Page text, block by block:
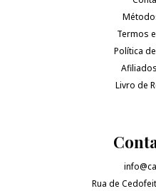
Termos
Política
Livro de
Rua de